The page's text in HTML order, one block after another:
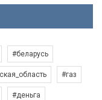
#беларусь
#газ
#деньга